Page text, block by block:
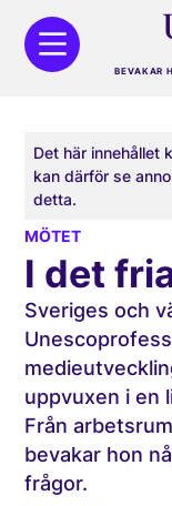
BEVAKAR
Det här innehållet
kan därför se
detta.
MÖTET
I det
Sveriges och
uppvuxen i en
Från
bevakar hon
frågor.